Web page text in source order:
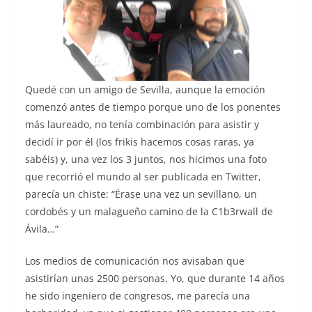
Quedé con un amigo de Sevilla, aunque la emoción
comenzó antes de tiempo porque uno de los ponentes
más laureado, no tenía combinación para asistir y
decidí ir por él (los frikis hacemos cosas raras, ya
sabéis) y, una vez los 3 juntos, nos hicimos una foto
que recorrió el mundo al ser publicada en Twitter,
parecía un chiste: “Érase una vez un sevillano, un
cordobés y un malagueño camino de la C1b3rwall de
Ávila…”
Los medios de comunicación nos avisaban que
asistirían unas 2500 personas. Yo, que durante 14 años
he sido ingeniero de congresos, me parecía una